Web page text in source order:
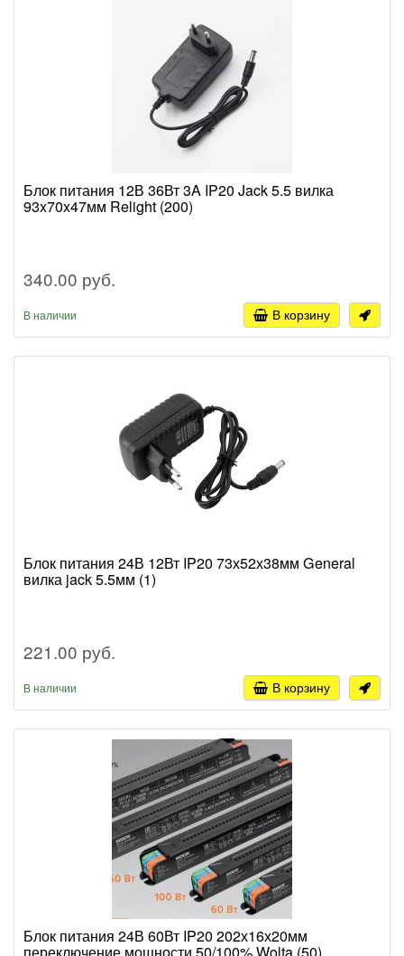
Блок питания 12В 36Вт 3A IP20 Jack 5.5 вилка
93x70x47мм Relight (200)
340.00 руб.
В наличии В корзину
Блок питания 24В 12Вт IP20 73х52х38мм General
вилка jack 5.5мм (1)
221.00 руб.
В наличии В корзину
Блок питания 24В 60Вт IP20 202х16х20мм
переключение мощности 50/100% Wolta (50)